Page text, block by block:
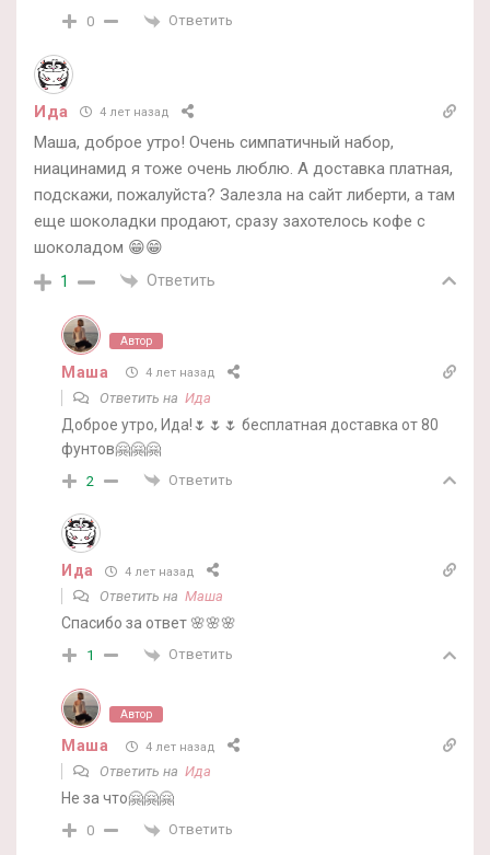
0 Ответить
Ида 4 лет назад
Маша, доброе утро! Очень симпатичный набор,
ниацинамид я тоже очень люблю. А доставка платная,
подскажи, пожалуйста? Залезла на сайт либерти, а там
еще шоколадки продают, сразу захотелось кофе с
шоколадом 😁😁
1 Ответить
Автор
Маша 4 лет назад
Ответить на Ида
Доброе утро, Ида!🌷🌷🌷 бесплатная доставка от 80
фунтов🤗🤗🤗
2 Ответить
Ида 4 лет назад
Ответить на Маша
Спасибо за ответ 🌸🌸🌸
1 Ответить
Автор
Маша 4 лет назад
Ответить на Ида
Не за что🤗🤗🤗
0 Ответить